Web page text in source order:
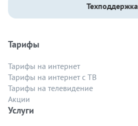
Техподдержка
Тарифы
Тарифы на интернет
Тарифы на интернет с ТВ
Тарифы на телевидение
Акции
Услуги